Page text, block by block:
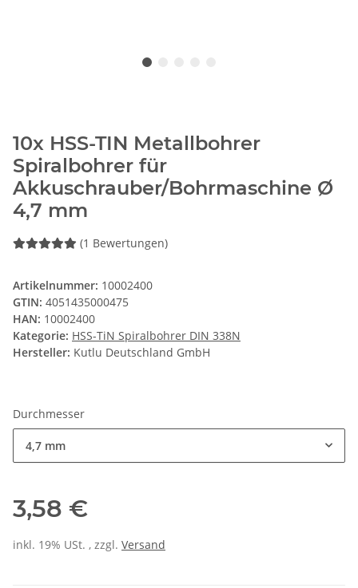
10x HSS-TIN Metallbohrer
Spiralbohrer für
Akkuschrauber/Bohrmaschine Ø
4,7 mm
(1 Bewertungen)
Artikelnummer: 10002400
GTIN: 4051435000475
HAN: 10002400
Kategorie: HSS-TiN Spiralbohrer DIN 338N
Hersteller: Kutlu Deutschland GmbH
Durchmesser
4,7 mm
3,58 €
inkl. 19% USt. , zzgl. Versand